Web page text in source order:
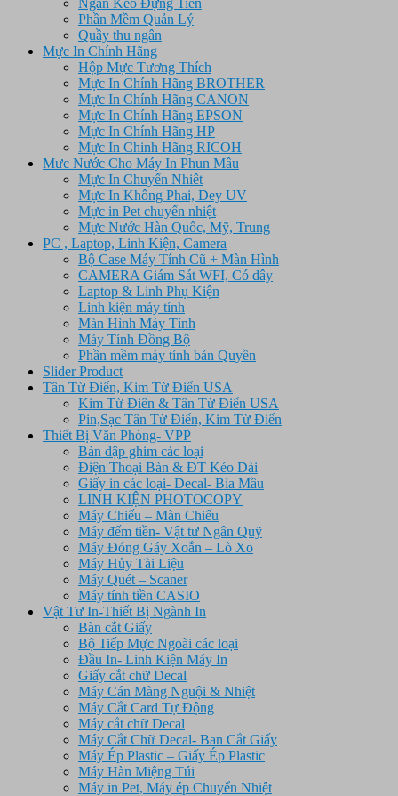
Phần Mềm Quản Lý
Quầy thu ngân
Mực In Chính Hãng
Hộp Mực Tương Thích
Mực In Chính Hãng BROTHER
Mực In Chính Hãng CANON
Mực In Chính Hãng EPSON
Mực In Chính Hãng HP
Mực In Chinh Hãng RICOH
Mưc Nước Cho Máy In Phun Mầu
Mực In Chuyển Nhiêt
Mực In Không Phai, Dey UV
Mực in Pet chuyển nhiệt
Mực Nước Hàn Quốc, Mỹ, Trung
PC , Laptop, Linh Kiện, Camera
Bộ Case Máy Tính Cũ + Màn Hình
CAMERA Giám Sát WFI, Có dây
Laptop & Linh Phụ Kiện
Linh kiện máy tính
Màn Hình Máy Tính
Máy Tính Đồng Bộ
Phần mềm máy tính bản Quyền
Slider Product
Tân Từ Điển, Kim Từ Điển USA
Kim Từ Điên & Tân Từ Điển USA
Pin,Sạc Tân Từ Điển, Kim Từ Điển
Thiết Bị Văn Phòng- VPP
Bàn dập ghim các loại
Điện Thoại Bàn & ĐT Kéo Dài
Giấy in các loại- Decal- Bìa Mầu
LINH KIỆN PHOTOCOPY
Máy Chiếu – Màn Chiếu
Máy đếm tiền- Vật tư Ngân Quỹ
Máy Đóng Gáy Xoắn – Lò Xo
Máy Hủy Tài Liệu
Máy Quét – Scaner
Máy tính tiền CASIO
Vật Tư In-Thiết Bị Ngành In
Bàn cắt Giấy
Bộ Tiếp Mực Ngoài các loại
Đầu In- Linh Kiện Máy In
Giấy cắt chữ Decal
Máy Cán Màng Nguội & Nhiệt
Máy Cắt Card Tự Động
Máy cắt chữ Decal
Máy Cắt Chữ Decal- Ban Cắt Giấy
Máy Ép Plastic – Giấy Ép Plastic
Máy Hàn Miệng Túi
Máy in Pet, Máy ép Chuyển Nhiệt